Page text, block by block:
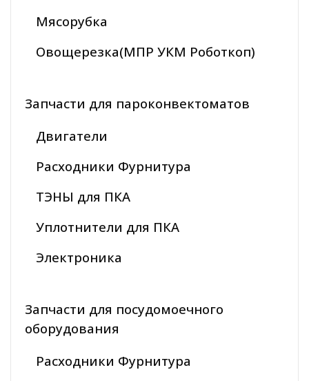
Мясорубка
Овощерезка(МПР УКМ Роботкоп)
Запчасти для пароконвектоматов
Двигатели
Расходники Фурнитура
ТЭНЫ для ПКА
Уплотнители для ПКА
Электроника
Запчасти для посудомоечного
оборудования
Расходники Фурнитура